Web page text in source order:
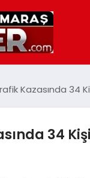
Kazasında 34
34 Kişi